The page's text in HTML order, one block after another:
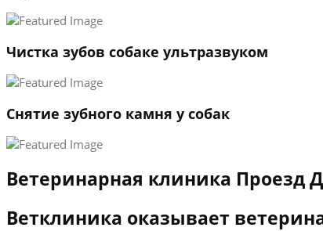
Чистка зубов собаке ультразвуком
Снятие зубного камня у собак
Ветеринарная клиника Проезд
Ветклиника оказывает